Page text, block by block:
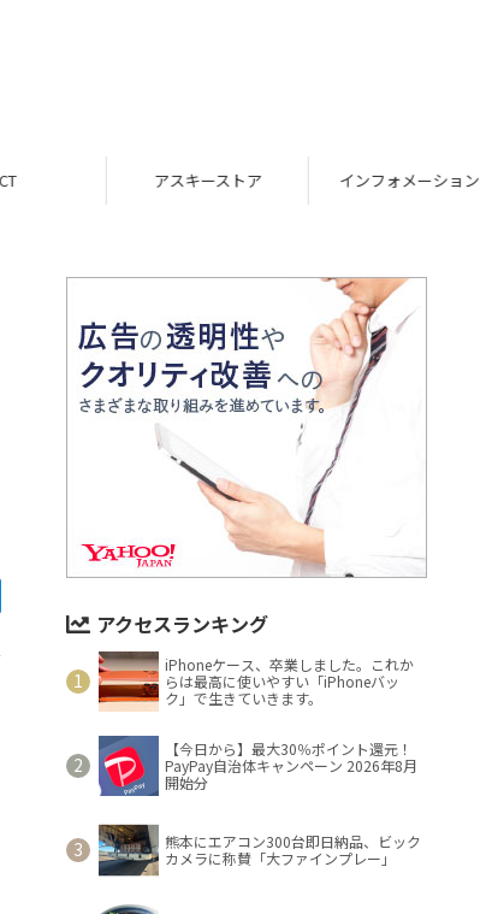
アスキーストア インフォメーション
アクセスランキング
iPhoneケース、卒業しました。これか
らは最高に使いやすい「iPhoneバッ
ク」で生きていきます。
【今日から】最大30％ポイント還元！
PayPay自治体キャンペーン 2026年8月
開始分
熊本にエアコン300台即日納品、ビック
カメラに称賛「大ファインプレー」